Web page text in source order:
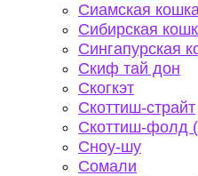
Сиамская
Сибирская
Сингапурская
Скиф тай дон
Скогкэт
Скоттиш-страйт
Скоттиш-фолд
Сноу-шу
Сомали